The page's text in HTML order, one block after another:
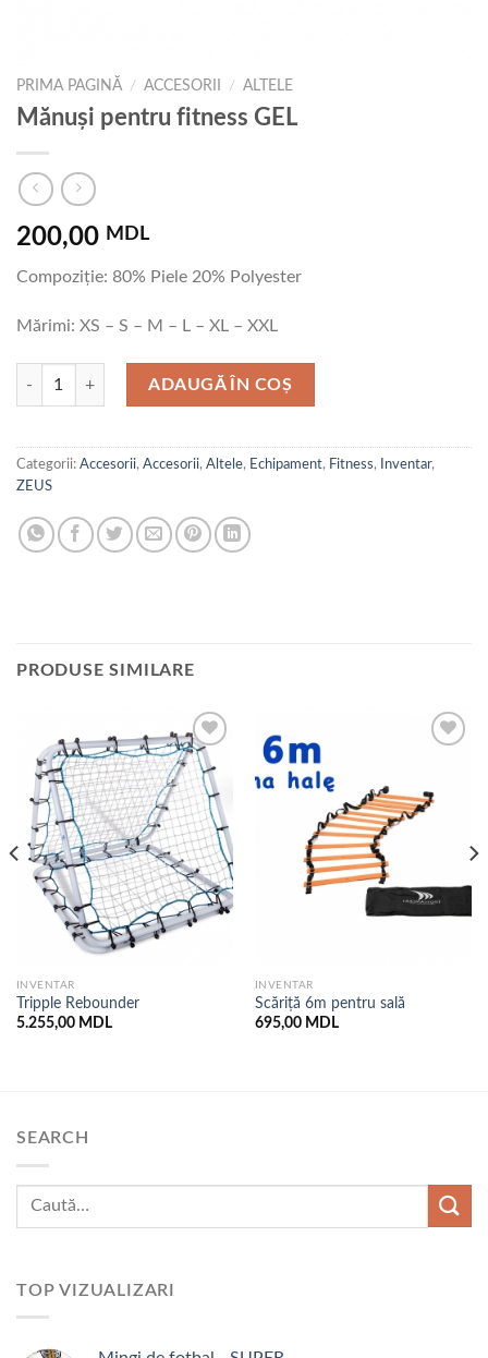
PRIMA PAGINĂ / ACCESORII / ALTELE
Mănuși pentru fitness GEL
200,00 MDL
Compoziție: 80% Piele 20% Polyester
Mărimi: XS – S – M – L – XL – XXL
Cantitate Mănuși pentru fitness GEL
ADAUGĂ ÎN COȘ
Categorii: Accesorii, Accesorii, Altele, Echipament, Fitness, Inventar,
ZEUS
PRODUSE SIMILARE
Add to
wishlist
INVENTAR
Tripple Rebounder
5.255,00 MDL
Add to
wishlist
INVENTAR
Scăriță 6m pentru sală
695,00 MDL
SEARCH
TOP VIZUALIZARI